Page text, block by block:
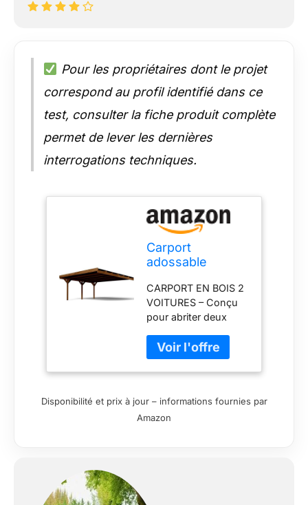
Pour les propriétaires dont le projet
correspond au profil identifié dans ce
test, consulter la fiche produit complète
permet de lever les dernières
interrogations techniques.
Carport
adossable
30,9m²
CARPORT EN BOIS 2
VOITURES – Conçu
pour abriter deux
protéger
efficacement des
intempéries.
– Grande capacité
offrant un espace de
Disponibilité et prix à jour – informations fournies par
Amazon